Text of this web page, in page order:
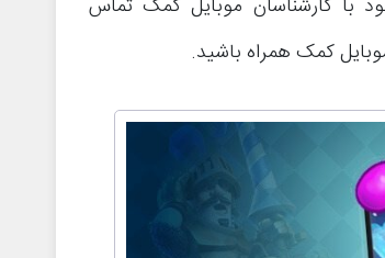
با کارشناسان موبایل کمک تماس
کمک همراه باشید.